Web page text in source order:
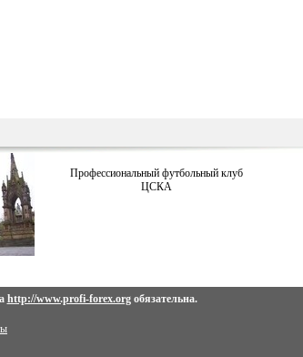
Профессиональный футбольный клуб
ЦСКА
http://www.profi-forex.orgобязательна.